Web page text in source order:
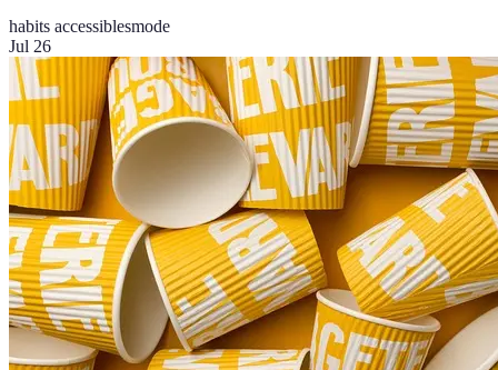
habits accessiblesmode
Jul 26